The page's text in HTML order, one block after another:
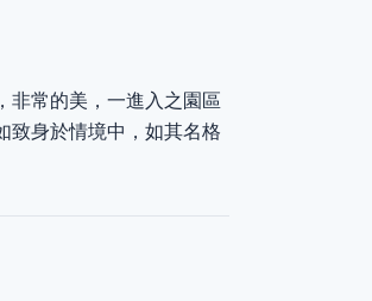
非常的美，一進入之園區
致身於情境中，如其名格